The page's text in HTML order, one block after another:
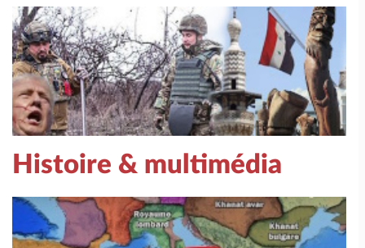
Histoire & multimédia